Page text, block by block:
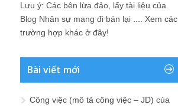
Lưu ý: Các bên lừa đảo, lấy tài liệu của
Blog Nhân sự mang đi bán lại .... Xem các
trường hợp khác ở đây!
Bài viết mới
Công việc (mô tả công việc – JD) của